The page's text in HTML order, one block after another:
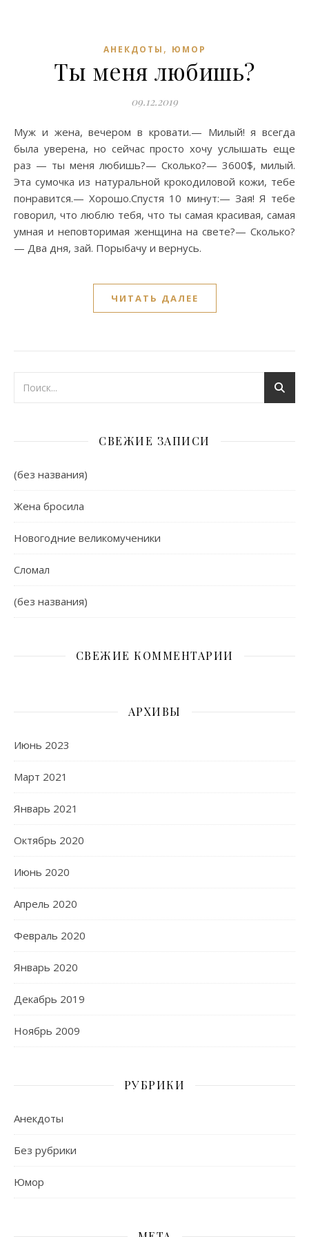
АНЕКДОТЫ , ЮМОР
Ты меня любишь?
09.12.2019
Муж и жена, вечером в кровати.— Милый! я всегда
была уверена, но сейчас просто хочу услышать еще
раз — ты меня любишь?— Сколько?— 3600$, милый.
Эта сумочка из натуральной крокодиловой кожи, тебе
понравится.— Хорошо.Спустя 10 минут:— Зая! Я тебе
говорил, что люблю тебя, что ты самая красивая, самая
умная и неповторимая женщина на свете?— Сколько?
— Два дня, зай. Порыбачу и вернусь.
ЧИТАТЬ ДАЛЕЕ
СВЕЖИЕ ЗАПИСИ
(без названия)
Жена бросила
Новогодние великомученики
Сломал
(без названия)
СВЕЖИЕ КОММЕНТАРИИ
АРХИВЫ
Июнь 2023
Март 2021
Январь 2021
Октябрь 2020
Июнь 2020
Апрель 2020
Февраль 2020
Январь 2020
Декабрь 2019
Ноябрь 2009
РУБРИКИ
Анекдоты
Без рубрики
Юмор